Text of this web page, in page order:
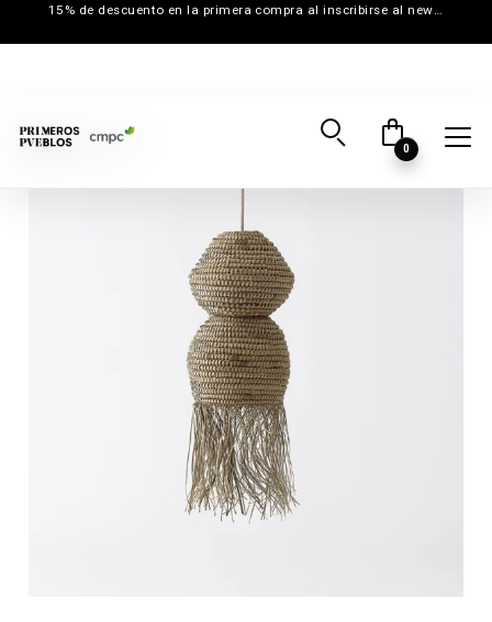
15% de descuento en la primera compra al inscribirse al newsletter
0